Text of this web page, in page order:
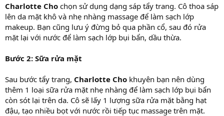
Charlotte Cho chọn sử dụng dạng sáp tẩy trang. Cô thoa sáp
lên da mặt khô và nhẹ nhàng massage để làm sạch lớp
makeup. Bạn cũng lưu ý đừng bỏ qua phần cổ, sau đó rửa
mặt lại với nước để làm sạch lớp bụi bẩn, dầu thừa.
Bước 2: Sữa rửa mặt
Sau bước tẩy trang, Charlotte Cho khuyên bạn nên dùng
thêm 1 loại sữa rửa mặt nhẹ nhàng để làm sạch lớp bụi bẩn
còn sót lại trên da. Cô sẽ lấy 1 lượng sữa rửa mặt bằng hạt
đậu, tạo nhiều bọt với nước rồi tiếp tục massage trên mặt.